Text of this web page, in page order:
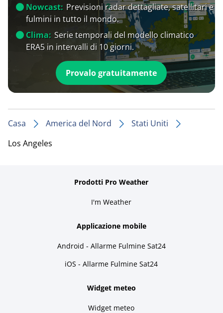
Nowcast: Previsioni radar dettagliate, satellitari e
fulmini in tutto il mondo.
Clima: Serie temporali del modello climatico
ERA5 in intervalli di 10 giorni.
Provalo gratuitamente
Casa America del Nord
Stati Uniti
Los Angeles
Prodotti Pro Weather
I'm Weather
Applicazione mobile
Android - Allarme Fulmine Sat24
iOS - Allarme Fulmine Sat24
Widget meteo
Widget meteo